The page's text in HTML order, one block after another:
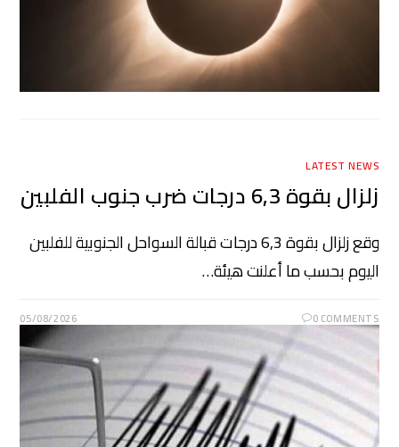
LATEST NEWS
زلزال بقوة 6,3 درجات ضرب جنوب الفلبين
وقع زلزال بقوة 6,3 درجات قبالة السواحل الجنوبية للفلبين
اليوم بحسب ما أعلنت هيئة…
0 COMMENTS
05/08/2026